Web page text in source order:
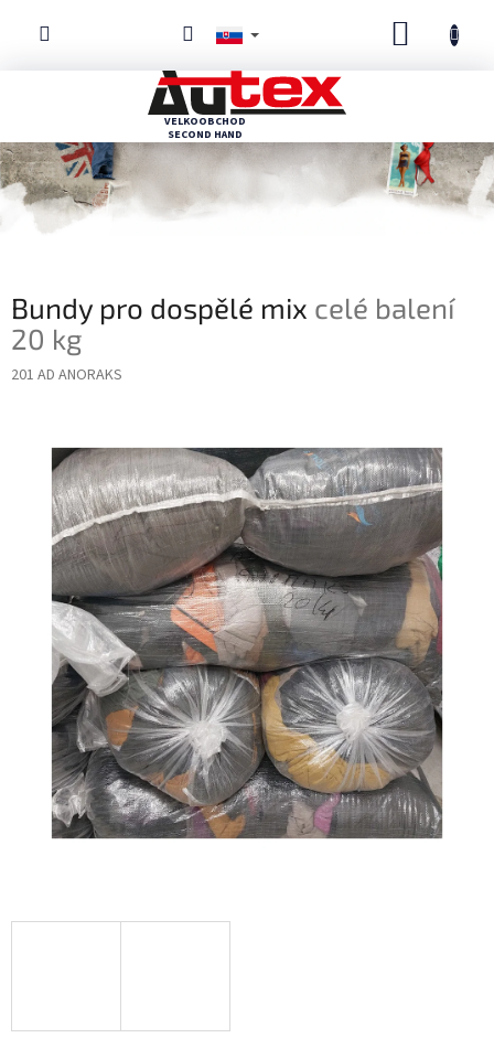
Bundy pro dospělé mix celé balení
20 kg
201 AD ANORAKS